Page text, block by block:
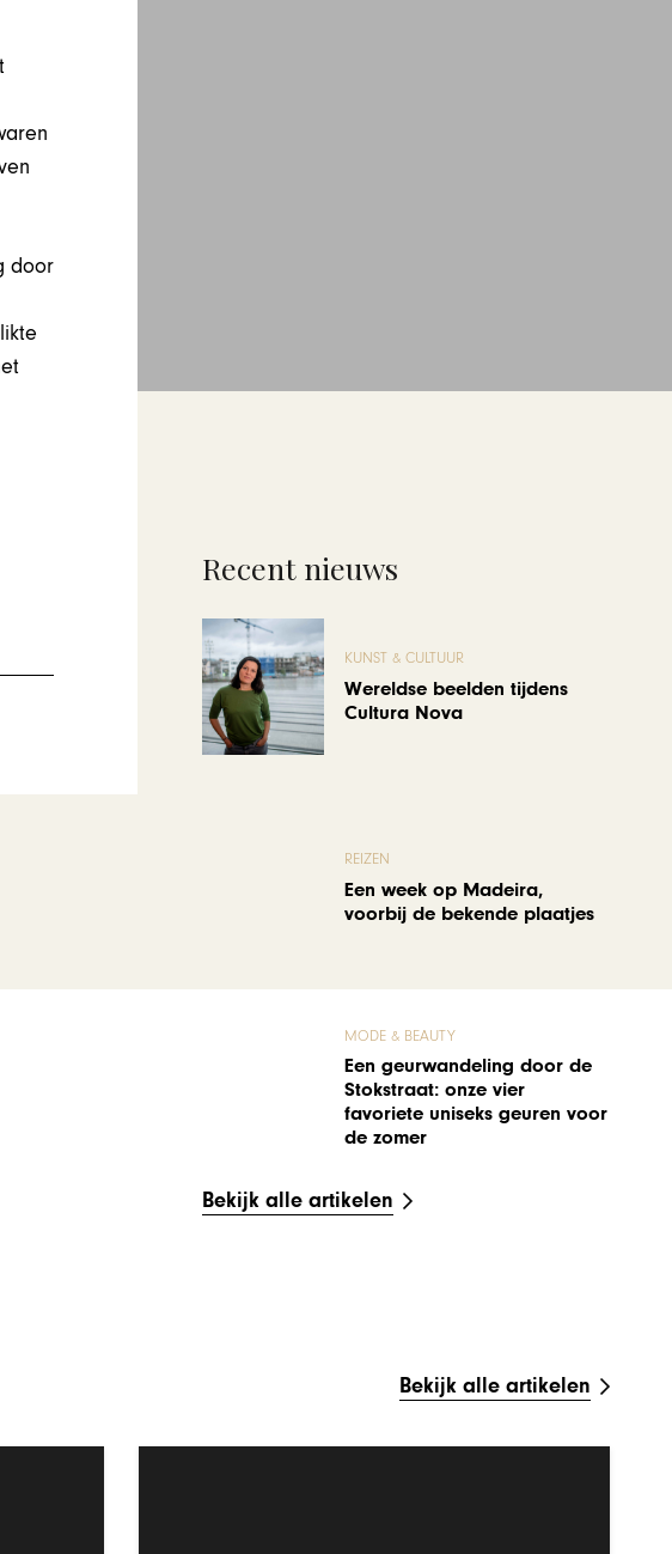
door
Recent nieuws
KUNST & CULTUUR
Wereldse beelden tijdens
Cultura Nova
REIZEN
Een week op Madeira,
voorbij de bekende plaatjes
MODE & BEAUTY
Een geurwandeling door de
Stokstraat: onze vier
favoriete uniseks geuren voor
de zomer
Bekijk alle artikelen
Bekijk alle artikelen